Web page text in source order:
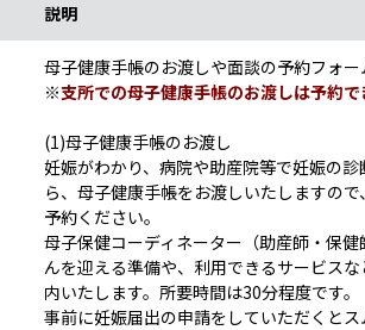
説明
母子健康手帳のお渡しや面談の予約フォー
※支所での母子健康手帳のお渡しは予約で
(1)母子健康手帳のお渡し
妊娠がわかり、病院や助産院等で妊娠の診
ら、母子健康手帳をお渡しいたしますの
予約ください。
母子保健コーディネーター（助産師・保健
んを迎える準備や、利用できるサービス
内いたします。所要時間は30分程度です。
事前に妊娠届出の申請をしていただくとス